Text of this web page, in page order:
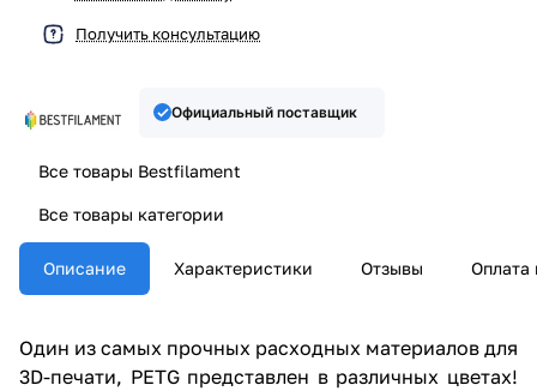
Получить консультацию
Официальный поставщик
Все товары Bestfilament
Все товары категории
Описание Характеристики Отзывы Оплата
Один из самых прочных расходных материалов для
3D-печати, PETG представлен в различных цветах!